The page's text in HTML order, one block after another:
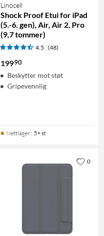
Linocell
Shock Proof Etui for iPad
(5.-6. gen), Air, Air 2, Pro
(9,7 tommer)
4.5 (48)
19990
Beskytter mot støt
Gripevennlig
Nettlager: 5+ st
0